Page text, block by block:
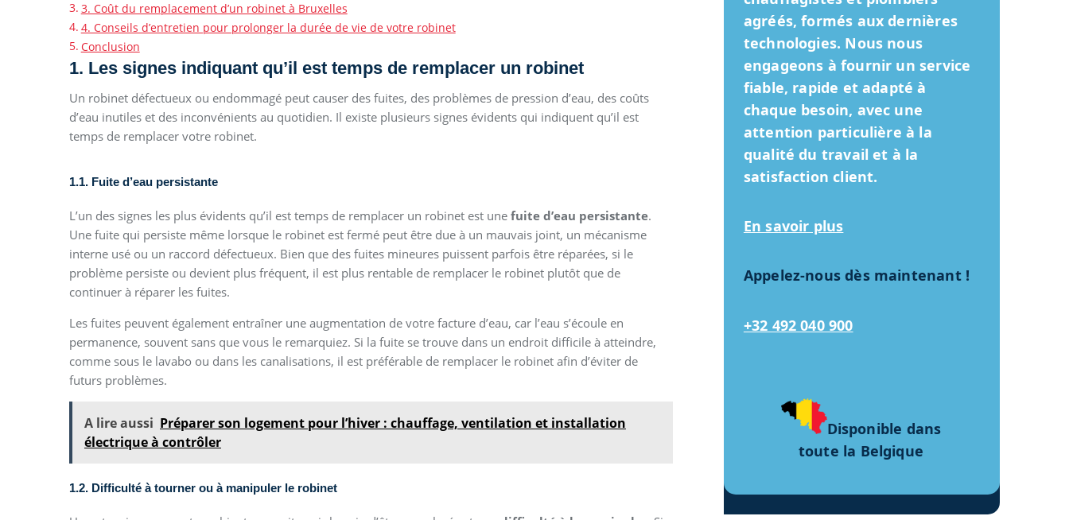
3. Coût du remplacement d’un robinet à Bruxelles
4. Conseils d’entretien pour prolonger la durée de vie de votre robinet
Conclusion
1. Les signes indiquant qu’il est temps de remplacer un robinet
Un robinet défectueux ou endommagé peut causer des fuites, des problèmes de pression d’eau, des coûts
d’eau inutiles et des inconvénients au quotidien. Il existe plusieurs signes évidents qui indiquent qu’il est
temps de remplacer votre robinet.
1.1. Fuite d’eau persistante
L’un des signes les plus évidents qu’il est temps de remplacer un robinet est une fuite d’eau persistante.
Une fuite qui persiste même lorsque le robinet est fermé peut être due à un mauvais joint, un mécanisme
interne usé ou un raccord défectueux. Bien que des fuites mineures puissent parfois être réparées, si le
problème persiste ou devient plus fréquent, il est plus rentable de remplacer le robinet plutôt que de
continuer à réparer les fuites.
Les fuites peuvent également entraîner une augmentation de votre facture d’eau, car l’eau s’écoule en
permanence, souvent sans que vous le remarquiez. Si la fuite se trouve dans un endroit difficile à atteindre,
comme sous le lavabo ou dans les canalisations, il est préférable de remplacer le robinet afin d’éviter de
futurs problèmes.
A lire aussi Préparer son logement pour l’hiver : chauffage, ventilation et installation
électrique à contrôler
1.2. Difficulté à tourner ou à manipuler le robinet
agréés, formés aux dernières
technologies. Nous nous
engageons à fournir un service
fiable, rapide et adapté à
chaque besoin, avec une
attention particulière à la
qualité du travail et à la
satisfaction client.
En savoir plus
Appelez-nous dès maintenant !
+32 492 040 900
Disponible dans
toute la Belgique